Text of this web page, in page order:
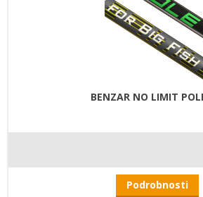
BENZAR NO LIMIT
Podrobnosti